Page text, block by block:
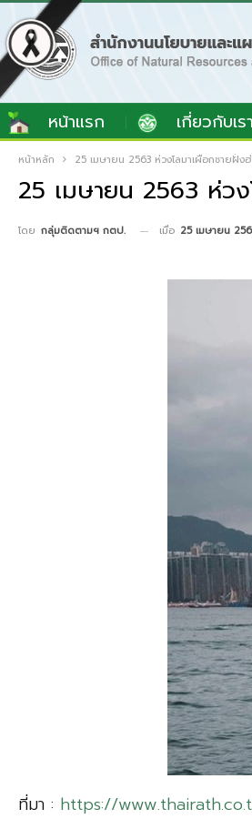
หน้าแรก เกี่ยวกับเรา
หน้าหลัก 25 เมษายน 2563 ห่วงโลมาเผือกชายฝั่
25 เมษายน 2563 ห่ว
โดย กลุ่มติดตามฯ กตป. เมื่อ 25 เมษายน
ที่มา : https://